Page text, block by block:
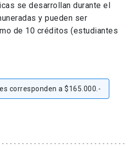
se desarrollan durante el
y pueden ser
de 10 créditos (estudiantes
corresponden a $165.000.-